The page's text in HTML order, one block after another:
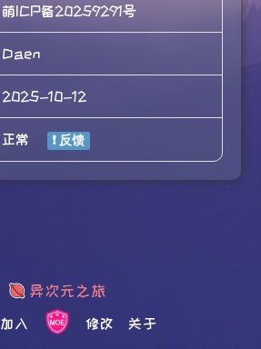
萌ICP备20259291号
Daen
2025-10-12
正常
加入 修改 关于